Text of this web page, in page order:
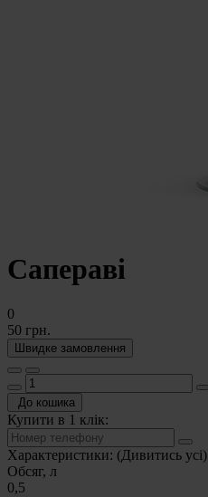
Сапераві
0
50 грн.
Швидке замовлення
До кошика
Купити в 1 клік:
Характеристики: (Дивитись усі)
Обсяг, л
0,5